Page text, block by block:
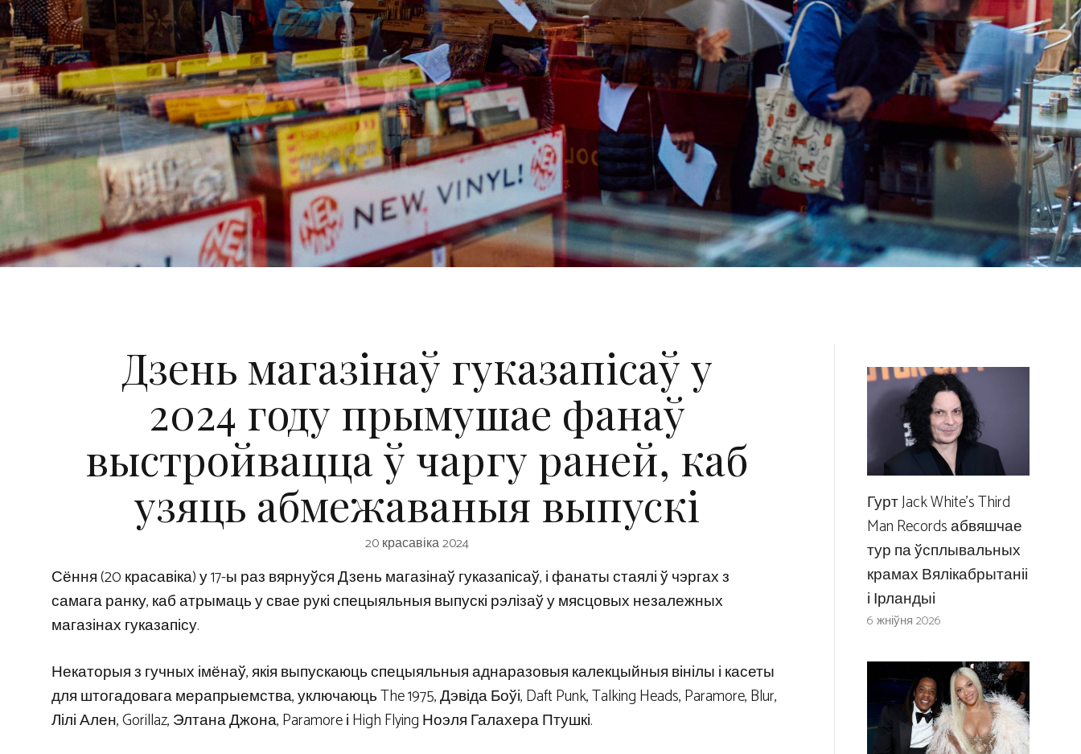
Дзень магазінаў гуказапісаў у
2024 году прымушае фанаў
выстройвацца ў чаргу раней, каб
узяць абмежаваныя выпускі
20 красавіка 2024
Сёння (20 красавіка) у 17-ы раз вярнуўся Дзень магазінаў гуказапісаў, і фанаты стаялі ў чэргах з
самага ранку, каб атрымаць у свае рукі спецыяльныя выпускі рэлізаў у мясцовых незалежных
магазінах гуказапісу.
Некаторыя з гучных імёнаў, якія выпускаюць спецыяльныя аднаразовыя калекцыйныя вінілы і касеты
для штогадовага мерапрыемства, уключаюць The 1975, Дэвіда Боўі, Daft Punk, Talking Heads, Paramore, Blur,
Лілі Ален, Gorillaz, Элтана Джона, Paramore і High Flying Ноэля Галахера Птушкі.
Гурт Jack White’s Third
Man Records абвяшчае
тур па ўсплывальных
крамах Вялікабрытаніі
і Ірландыі
6 жніўня 2026